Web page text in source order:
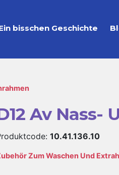
bisschen Geschichte
Av Nass-
10.41.136.10
Zum Waschen Und